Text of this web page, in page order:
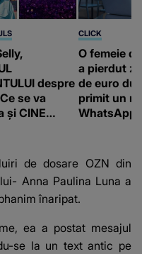
despre
se va
și CINE
CLICK
O femeie
a pierdut
de euro
primit un
Franța
de dosare OZN din
Anna Paulina Luna a
înaripat.
ea a postat mesajul
se la un text antic pe